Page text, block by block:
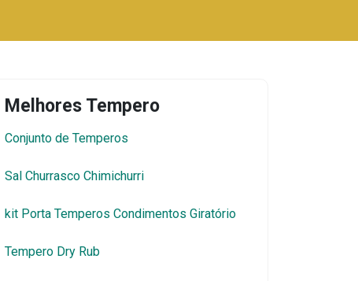
Melhores Tempero
Conjunto de Temperos
Sal Churrasco Chimichurri
kit Porta Temperos Condimentos Giratório
Tempero Dry Rub